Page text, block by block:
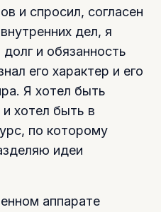
и спросил, согласен
дел, я
и обязанность
его характер и его
Я хотел быть
хотел быть в
по которому
идеи
аппарате